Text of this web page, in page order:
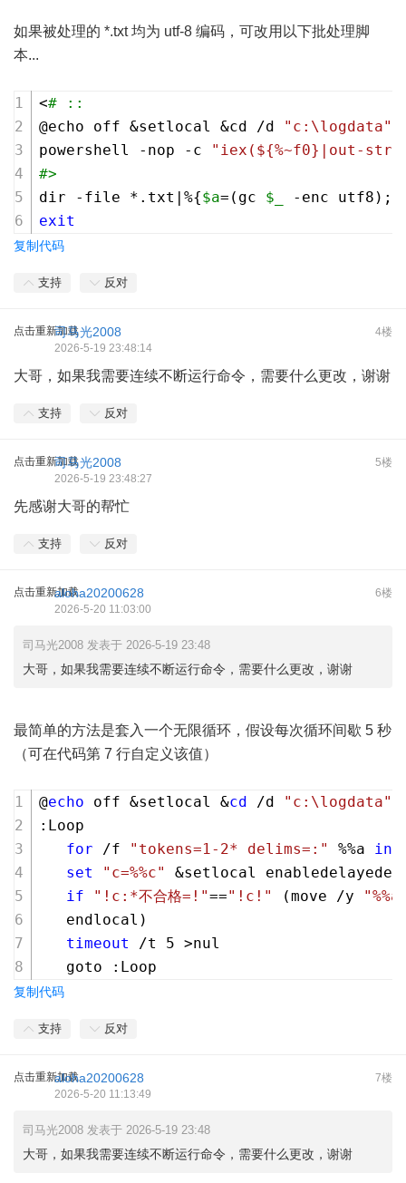
如果被处理的 *.txt 均为 utf-8 编码，可改用以下批处理脚
本...
<# ::
@echo off &setlocal &cd /d
"c:\logdata"
powershell -nop -c
"iex(${%~f0}|out-
#>
dir -file *.txt|%{$a=(gc $_ -enc utf8);
exit
复制代码
支持 反对
点击重新加载 4楼
司马光2008
2026-5-19 23:48:14
大哥，如果我需要连续不断运行命令，需要什么更改，谢谢
支持 反对
点击重新加载 5楼
司马光2008
2026-5-19 23:48:27
先感谢大哥的帮忙
支持 反对
点击重新加载 6楼
aloha20200628
2026-5-20 11:03:00
司马光2008 发表于 2026-5-19 23:48
大哥，如果我需要连续不断运行命令，需要什么更改，谢谢
最简单的方法是套入一个无限循环，假设每次循环间歇 5 秒
（可在代码第 7 行自定义该值）
@echo off &setlocal &cd /d
"c:\logdata"
:Loop
for /f "tokens=1-2* delims=:" %%a in
set
"c=%%c"
&setlocal
if
"!c:*不合格=!"=="!c!" (move /y
   endlocal)
timeout
/t 5 >nul
   goto :Loop
复制代码
支持 反对
点击重新加载 7楼
aloha20200628
2026-5-20 11:13:49
司马光2008 发表于 2026-5-19 23:48
大哥，如果我需要连续不断运行命令，需要什么更改，谢谢